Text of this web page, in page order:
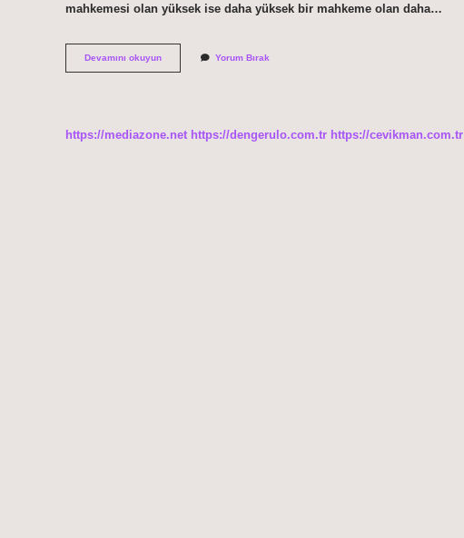
mahkemesi olan yüksek ise daha yüksek bir mahkeme olan daha…
Devamını okuyunEl
Koyma
Yorum Bırak
https://mediazone.net https://dengerulo.com.tr https://cevikman.com.tr